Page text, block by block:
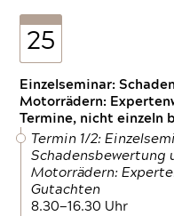
25
Einzelseminar:
Motorrädern:
Termine, nicht einzeln
Termin 1/2:
Schadensbewertung
Motorrädern:
Gutachten
8.30—16.30 Uhr